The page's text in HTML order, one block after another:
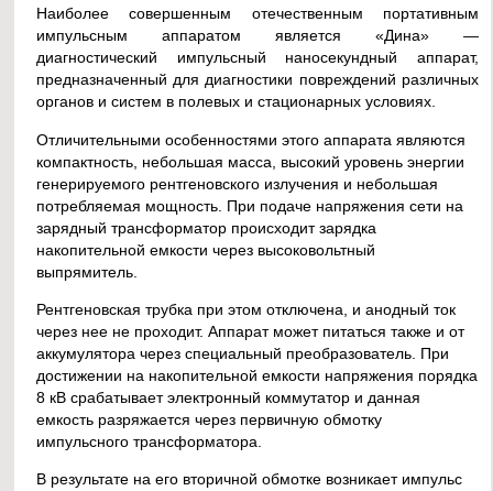
Наиболее совершенным отечественным портативным
импульсным аппаратом является «Дина» —
диагностический импульсный наносекундный аппарат,
предназначенный для диагностики повреждений различных
органов и систем в полевых и стационарных условиях.
Отличительными особенностями этого аппарата являются
компактность, небольшая масса, высокий уровень энергии
генерируемого рентгеновского излучения и небольшая
потребляемая мощность. При подаче напряжения сети на
зарядный трансформатор происходит зарядка
накопительной емкости через высоковольтный
выпрямитель.
Рентгеновская трубка при этом отключена, и анодный ток
через нее не проходит. Аппарат может питаться также и от
аккумулятора через специальный преобразователь. При
достижении на накопительной емкости напряжения порядка
8 кВ срабатывает электронный коммутатор и данная
емкость разряжается через первичную обмотку
импульсного трансформатора.
В результате на его вторичной обмотке возникает импульс